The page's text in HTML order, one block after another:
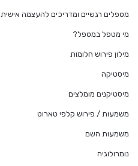
מטפלים רגשיים ומדריכים להעצמה אישית
מי מטפל במטפל?
מילון פירוש חלומות
מיסטיקה
מיסטיקנים מומלצים
משמעות / פירוש קלפי טארוט
משמעות השם
נומרולוגיה